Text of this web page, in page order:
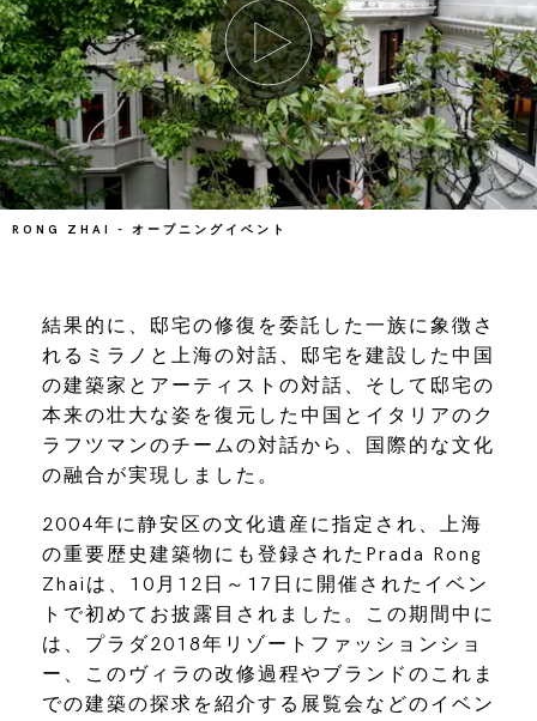
RONG ZHAI - オープニングイベント
結果的に、邸宅の修復を委託した一族に象徴さ
れるミラノと上海の対話、邸宅を建設した中国
の建築家とアーティストの対話、そして邸宅の
本来の壮大な姿を復元した中国とイタリアのク
ラフツマンのチームの対話から、国際的な文化
の融合が実現しました。
2004年に静安区の文化遺産に指定され、上海
の重要歴史建築物にも登録されたPrada Rong
Zhaiは、10月12日～17日に開催されたイベン
トで初めてお披露目されました。この期間中に
は、プラダ2018年リゾートファッションショ
ー、このヴィラの改修過程やブランドのこれま
での建築の探求を紹介する展覧会などのイベン